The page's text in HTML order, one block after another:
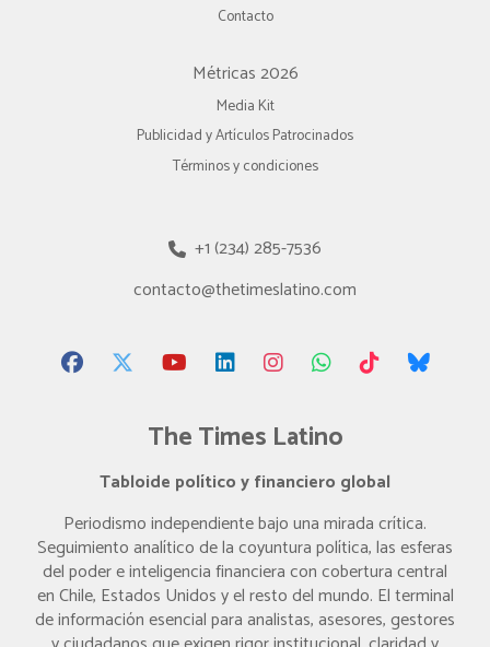
Contacto
Métricas 2026
Media Kit
Publicidad y Artículos Patrocinados
Términos y condiciones
The Times Latino
Tabloide político y financiero global
Periodismo independiente bajo una mirada crítica.
Seguimiento analítico de la coyuntura política, las esferas
del poder e inteligencia financiera con cobertura central
en Chile, Estados Unidos y el resto del mundo. El terminal
de información esencial para analistas, asesores, gestores
+1 (234) 285-7536
contacto@thetimeslatino.com